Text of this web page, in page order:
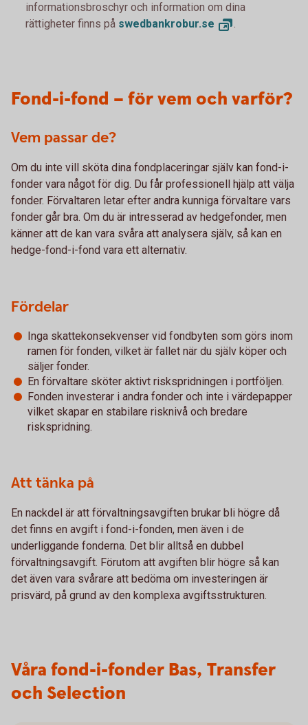
informationsbroschyr och information om dina
rättigheter finns på swedbankrobur.se .
Fond-i-fond – för vem och varför?
Vem passar de?
Om du inte vill sköta dina fondplaceringar själv kan fond-i-
fonder vara något för dig. Du får professionell hjälp att välja
fonder. Förvaltaren letar efter andra kunniga förvaltare vars
fonder går bra. Om du är intresserad av hedgefonder, men
känner att de kan vara svåra att analysera själv, så kan en
hedge-fond-i-fond vara ett alternativ.
Fördelar
Inga skattekonsekvenser vid fondbyten som görs inom
ramen för fonden, vilket är fallet när du själv köper och
säljer fonder.
En förvaltare sköter aktivt riskspridningen i portföljen.
Fonden investerar i andra fonder och inte i värdepapper
vilket skapar en stabilare risknivå och bredare
riskspridning.
Att tänka på
En nackdel är att förvaltningsavgiften brukar bli högre då
det finns en avgift i fond-i-fonden, men även i de
underliggande fonderna. Det blir alltså en dubbel
förvaltningsavgift. Förutom att avgiften blir högre så kan
det även vara svårare att bedöma om investeringen är
prisvärd, på grund av den komplexa avgiftsstrukturen.
Våra fond-i-fonder Bas, Transfer
och Selection